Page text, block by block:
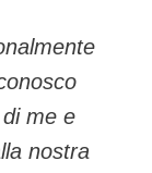
me e
nostra